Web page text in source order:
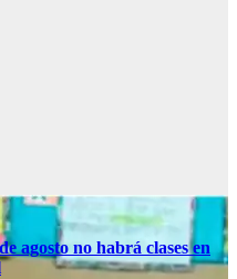
agosto no habrá clases en